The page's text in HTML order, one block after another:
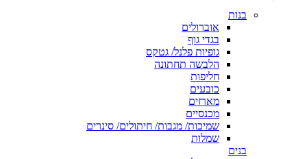
בנות
אוברולים
בגדי גוף
גופיות פלנל/ גטקס
הלבשה תחתונה
חליפות
כובעים
מארזים
מכנסיים
שמיכות/ מגבות/ חיתולים/ סינרים
שמלות
בנים